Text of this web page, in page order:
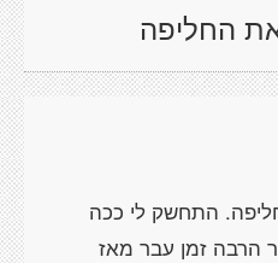
את החליפה
התחשק לי ככה
הרבה זמן עבר מאז